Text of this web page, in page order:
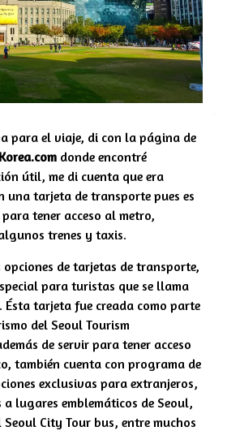
para el viaje, di con la página de
donde encontré
útil, me di cuenta que era
una tarjeta de transporte pues es
tener acceso al metro,
trenes y taxis.
opciones de tarjetas de transporte,
para turistas que se llama
. Ésta tarjeta fue creada como parte
del Seoul Tourism
de servir para tener acceso
también cuenta con programa de
exclusivas para extranjeros,
a lugares emblemáticos de Seoul,
City Tour bus, entre muchos